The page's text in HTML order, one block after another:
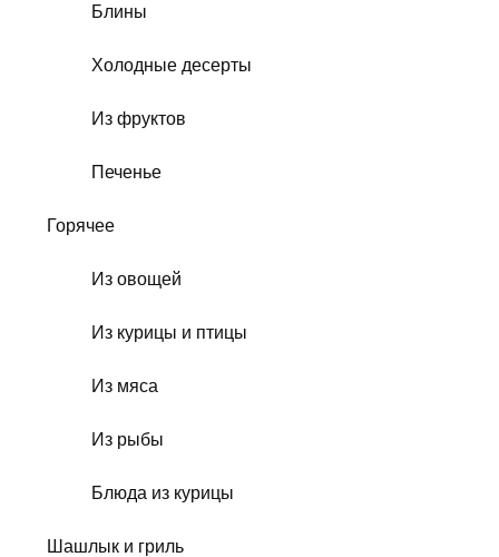
Блины
Холодные десерты
Из фруктов
Печенье
Горячее
Из овощей
Из курицы и птицы
Из мяса
Из рыбы
Блюда из курицы
Шашлык и гриль